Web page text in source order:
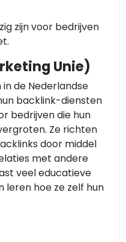
zijn voor bedrijven
Unie)
in de Nederlandse
backlink-diensten
bedrijven die hun
Ze richten
door middel
met andere
veel educatieve
hoe ze zelf hun